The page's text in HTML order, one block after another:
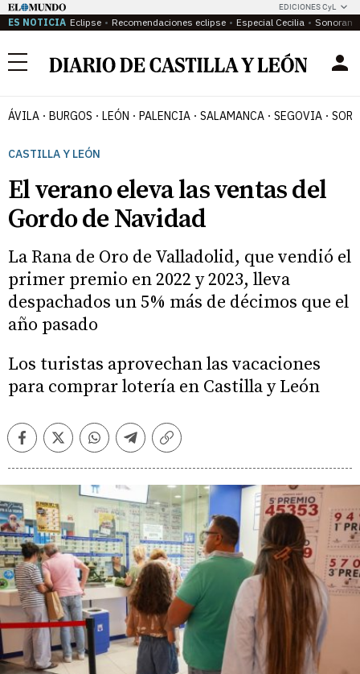
EDICIONES CyL
ES NOTICIA Eclipse Recomendaciones eclipse Especial Cecilia
Menú
ÁVILA BURGOS LEÓN PALENCIA SALAMANCA SEGOVIA
CASTILLA Y LEÓN
El verano eleva las ventas del
Gordo de Navidad
La Rana de Oro de Valladolid, que vendió el
primer premio en 2022 y 2023, lleva
despachados un 5% más de décimos que el
año pasado
Los turistas aprovechan las vacaciones
para comprar lotería en Castilla y León
FacebookTwitterWhatsappTelegramCopiar